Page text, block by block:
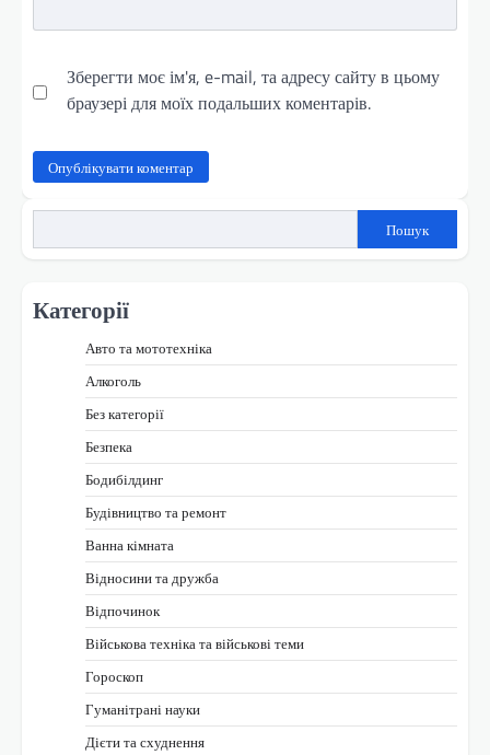
Зберегти моє ім'я, e-mail, та адресу сайту в цьому
браузері для моїх подальших коментарів.
Пошук
Категорії
Авто та мототехніка
Алкоголь
Без категорії
Безпека
Бодибілдинг
Будівництво та ремонт
Ванна кімната
Відносини та дружба
Відпочинок
Військова техніка та військові теми
Гороскоп
Гуманітрані науки
Дієти та схуднення